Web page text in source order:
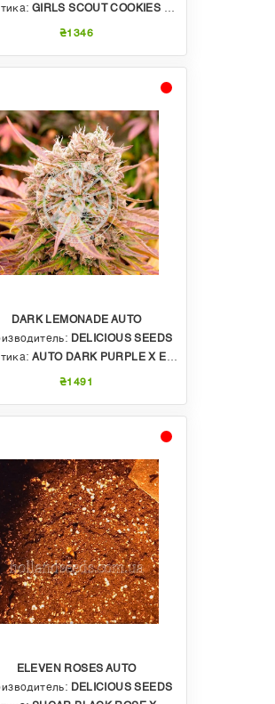
GIRLS SCOUT COOKIES X WEDDING CAKE X 707 HEADBAND X DEATH STAR X RUDERALIS
₴1346
DARK LEMONADE AUTO
DELICIOUS SEEDS
AUTO DARK PURPLE X ELEVEN ROSES AUTO
₴1491
ELEVEN ROSES AUTO
DELICIOUS SEEDS